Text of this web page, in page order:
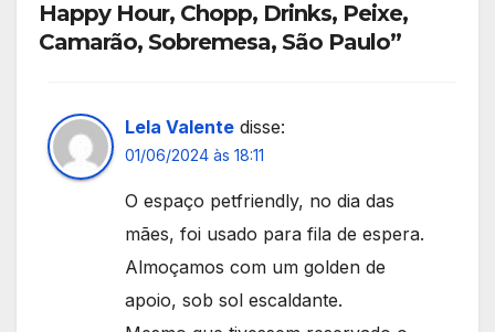
Happy Hour, Chopp, Drinks, Peixe,
Camarão, Sobremesa, São Paulo”
Lela Valente disse:
01/06/2024 às 18:11
O espaço petfriendly, no dia das
mães, foi usado para fila de espera.
Almoçamos com um golden de
apoio, sob sol escaldante.